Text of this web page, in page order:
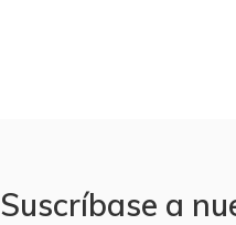
Suscríbase a